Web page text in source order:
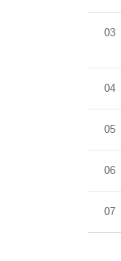
03
04
05
06
07